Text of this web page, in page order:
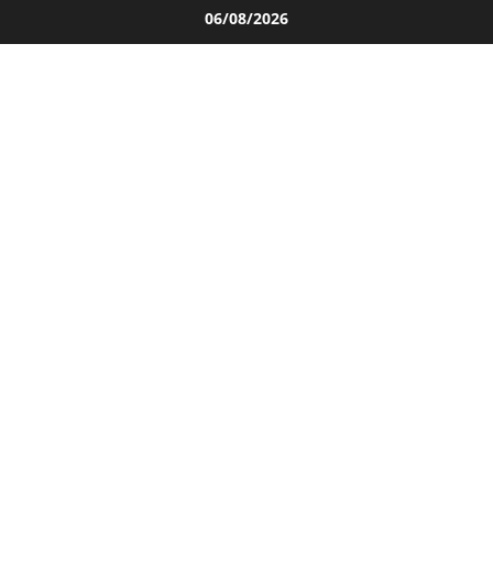
al
06/08/2026